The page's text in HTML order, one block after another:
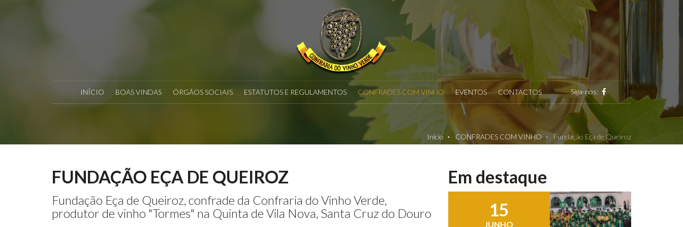
INÍCIO BOAS VINDAS ÓRGÃOS SOCIAIS ESTATUTOS E REGULAMENTOS CONFRADES COM VINHO EVENTOS CONTACTOS Siga-nos:
Início CONFRADES COM VINHO Fundação Eça de Queiroz
FUNDAÇÃO EÇA DE QUEIROZ
Fundação Eça de Queiroz, confrade da Confraria do Vinho Verde,
produtor de vinho "Tormes" na Quinta de Vila Nova, Santa Cruz do Douro
Em destaque
15
JUNHO